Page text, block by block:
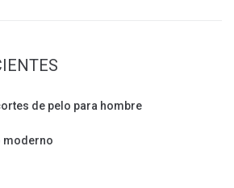
de pelo para hombre
moderno